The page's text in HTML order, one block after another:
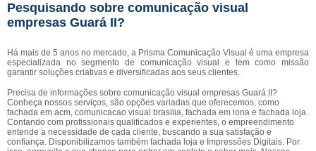
Pesquisando sobre comunicação visual
empresas Guará II?
Há mais de 5 anos no mercado, a Prisma Comunicação Visual é uma empresa
especializada no segmento de comunicação visual e tem como missão
garantir soluções criativas e diversificadas aos seus clientes.
Precisa de informações sobre comunicação visual empresas Guará II?
Conheça nossos serviços, são opções variadas que oferecemos, como
fachada em acm, comunicacao visual brasilia, fachada em lona e fachada loja.
Contando com profissionais qualificados e experientes, o empreendimento
entende a necessidade de cada cliente, buscando a sua satisfação e
confiança. Disponibilizamos também fachada loja e Impressões Digitais. Por